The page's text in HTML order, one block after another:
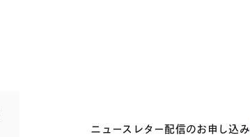
ニュースレター配信のお申し込み